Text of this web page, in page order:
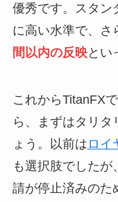
優秀です。スタン
に高い水準で、さ
間以内の反映とい
これからTitanFX
ら、まずはタリタ
ょう。以前は ロイ
も選択肢でしたが
請が停止済みのた